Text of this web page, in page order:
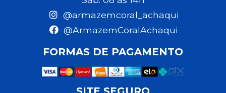
@armazemcoral_achaqui
@ArmazemCoralAchaqui
FORMAS DE PAGAMENTO